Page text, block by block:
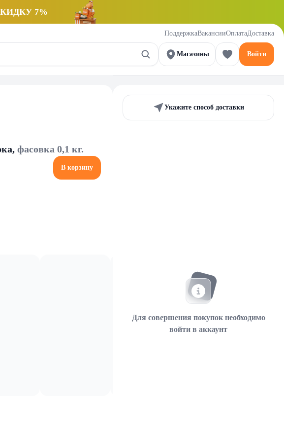
7%
ПоддержкаВакансииОплатаДоставка
Магазины Войти
фасовка 0,1 кг.
В корзину
Укажите способ доставки
Для совершения покупок необходимо
войти в аккаунт